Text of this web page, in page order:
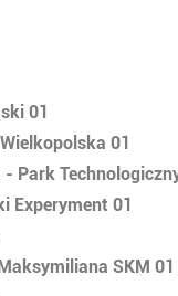
01
01
- Park
Experyment 01
SKM 01